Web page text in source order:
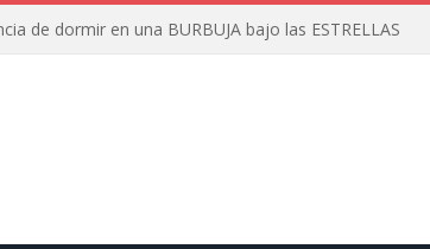
de dormir en una BURBUJA bajo las ESTRELLAS